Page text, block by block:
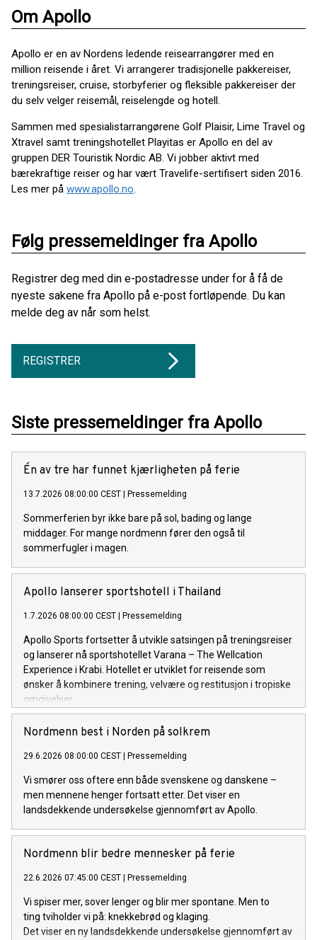
Om Apollo
Apollo er en av Nordens ledende reisearrangører med en
million reisende i året. Vi arrangerer tradisjonelle pakkereiser,
treningsreiser, cruise, storbyferier og fleksible pakkereiser der
du selv velger reisemål, reiselengde og hotell.
Sammen med spesialistarrangørene Golf Plaisir, Lime Travel og
Xtravel samt treningshotellet Playitas er Apollo en del av
gruppen DER Touristik Nordic AB. Vi jobber aktivt med
bærekraftige reiser og har vært Travelife-sertifisert siden 2016.
Les mer på www.apollo.no.
Følg pressemeldinger fra Apollo
Registrer deg med din e-postadresse under for å få de
nyeste sakene fra Apollo på e-post fortløpende. Du kan
melde deg av når som helst.
REGISTRER
Siste pressemeldinger fra Apollo
Én av tre har funnet kjærligheten på ferie
13.7.2026 08:00:00 CEST Pressemelding
Sommerferien byr ikke bare på sol, bading og lange
middager. For mange nordmenn fører den også til
sommerfugler i magen.
Apollo lanserer sportshotell i Thailand
1.7.2026 08:00:00 CEST Pressemelding
Apollo Sports fortsetter å utvikle satsingen på treningsreiser
og lanserer nå sportshotellet Varana – The Wellcation
Experience i Krabi. Hotellet er utviklet for reisende som
ønsker å kombinere trening, velvære og restitusjon i tropiske
omgivelser.
Nordmenn best i Norden på solkrem
29.6.2026 08:00:00 CEST Pressemelding
Vi smører oss oftere enn både svenskene og danskene –
men mennene henger fortsatt etter. Det viser en
landsdekkende undersøkelse gjennomført av Apollo.
Nordmenn blir bedre mennesker på ferie
22.6.2026 07:45:00 CEST Pressemelding
Vi spiser mer, sover lenger og blir mer spontane. Men to
ting tviholder vi på: knekkebrød og klaging.
Det viser en ny landsdekkende undersøkelse gjennomført av